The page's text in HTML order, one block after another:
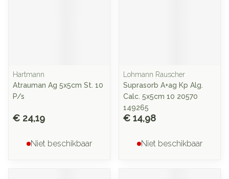
Hartmann
Atrauman Ag 5x5cm St. 10
P/s
€ 24,19
Niet beschikbaar
Lohmann Rauscher
Suprasorb A+ag Kp Alg.
Calc. 5x5cm 10 20570
149265
€ 14,98
Niet beschikbaar